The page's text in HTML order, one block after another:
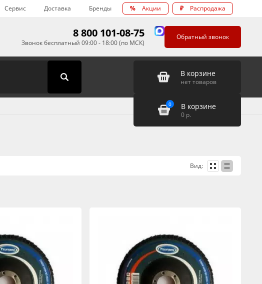
Сервис Доставка Бренды % Акции ₽ Распродажа
8 800 101-08-75
Звонок бесплатный 09:00 - 18:00 (по МСК)
Обратный звонок
В корзине
нет товаров
0 В корзине
0 р.
Вид: